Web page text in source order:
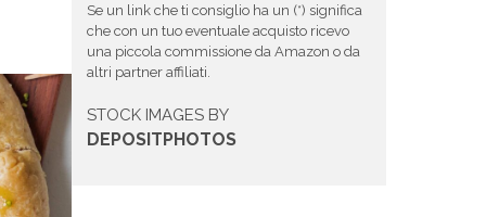
Se un link che ti consiglio ha un (*) significa
che con un tuo eventuale acquisto ricevo
una piccola commissione da Amazon o da
altri partner affiliati.
STOCK IMAGES BY
DEPOSITPHOTOS